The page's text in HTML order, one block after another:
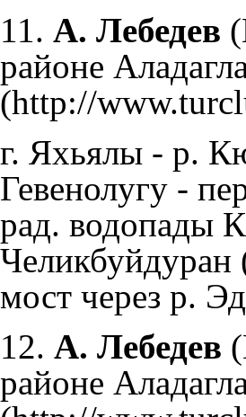
11. А. Лебедев
районе
г. Яхьялы - р.
Гевенолугу -
рад. водопады
мост через р.
12. А. Лебедев
районе